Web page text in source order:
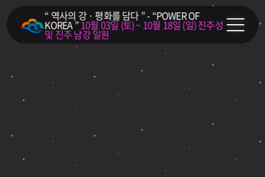
“ 역사의 강 · 평화를 담다 ” - “POWER OF
KOREA ”10월 03일 (토) ~ 10월 18일 (일)진주성
및 진주 남강 일원